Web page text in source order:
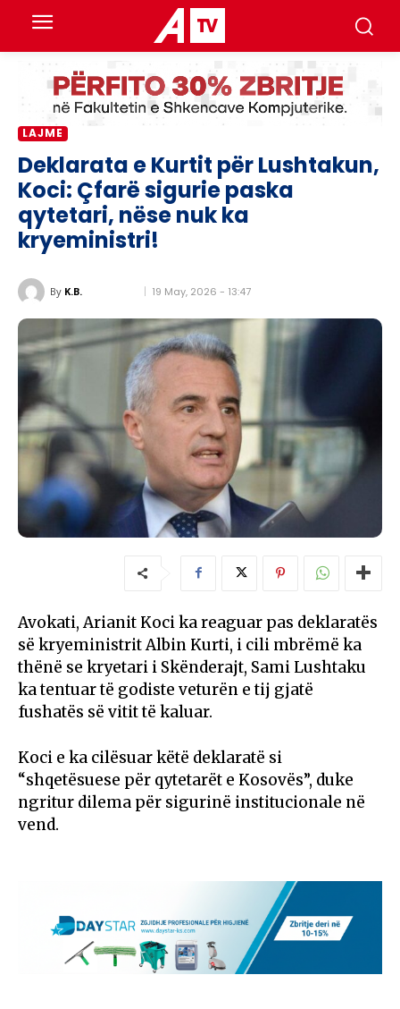
LAJME
Deklarata e Kurtit për Lushtakun,
Koci: Çfarë sigurie paska
qytetari, nëse nuk ka
kryeministri!
By K.B. 19 May, 2026 - 13:47
Avokati, Arianit Koci ka reaguar pas deklaratës
së kryeministrit Albin Kurti, i cili mbrëmë ka
thënë se kryetari i Skënderajt, Sami Lushtaku
ka tentuar të godiste veturën e tij gjatë
fushatës së vitit të kaluar.
Koci e ka cilësuar këtë deklaratë si
“shqetësuese për qytetarët e Kosovës”, duke
ngritur dilema për sigurinë institucionale në
vend.